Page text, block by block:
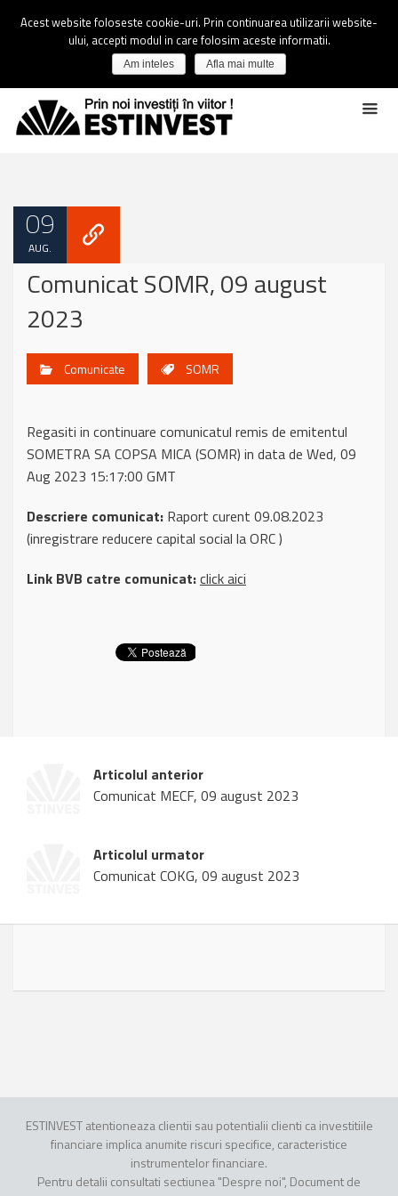
09
AUG.
Comunicat SOMR, 09 august
2023
Comunicate SOMR
Regasiti in continuare comunicatul remis de emitentul
SOMETRA SA COPSA MICA (SOMR) in data de Wed, 09
Aug 2023 15:17:00 GMT
Descriere comunicat: Raport curent 09.08.2023
(inregistrare reducere capital social la ORC )
Link BVB catre comunicat:click aici
Articolul anterior
Comunicat MECF, 09 august 2023
Articolul urmator
Comunicat COKG, 09 august 2023
ESTINVEST atentioneaza clientii sau potentialii clienti ca investitiile
financiare implica anumite riscuri specifice, caracteristice
instrumentelor financiare.
Pentru detalii consultati sectiunea "Despre noi", Document de
Acest website foloseste cookie-uri. Prin continuarea utilizarii website-
ului, accepti modul in care folosim aceste informatii.
Am inteles Afla mai multe